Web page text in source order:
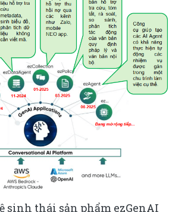
sinh thái sản phẩm ezGenAI